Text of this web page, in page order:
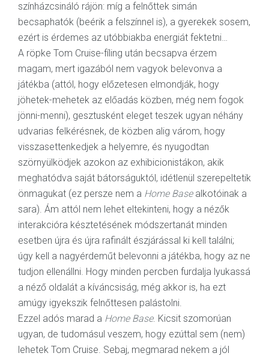
színházcsináló rájön: míg a felnőttek simán
becsaphatók (beérik a felszínnel is), a gyerekek sosem,
ezért is érdemes az utóbbiakba energiát fektetni…
A röpke Tom Cruise-fíling után becsapva érzem
magam, mert igazából nem vagyok belevonva a
játékba (attól, hogy előzetesen elmondják, hogy
jöhetek-mehetek az előadás közben, még nem fogok
jönni-menni), gesztusként eleget teszek ugyan néhány
udvarias felkérésnek, de közben alig várom, hogy
visszasettenkedjek a helyemre, és nyugodtan
szörnyülködjek azokon az exhibicionistákon, akik
meghatódva saját bátorságuktól, idétlenül szerepeltetik
önmagukat (ez persze nem a Home Basealkotóinak a
sara). Ám attól nem lehet eltekinteni, hogy a nézők
interakcióra késztetésének módszertanát minden
esetben újra és újra rafinált észjárással ki kell találni;
úgy kell a nagyérdeműt belevonni a játékba, hogy az ne
tudjon ellenállni. Hogy minden percben furdalja lyukassá
a néző oldalát a kíváncsiság, még akkor is, ha ezt
amúgy igyekszik felnőttesen palástolni.
Ezzel adós marad a Home Base. Kicsit szomorúan
ugyan, de tudomásul veszem, hogy ezúttal sem (nem)
lehetek Tom Cruise. Sebaj, megmarad nekem a jól